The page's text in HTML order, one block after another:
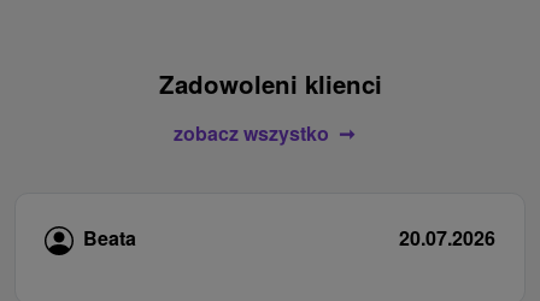
Zadowoleni klienci
zobacz wszystko
Beata 20.07.2026